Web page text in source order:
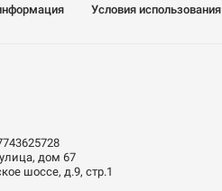
Условия использования
дом 67
шоссе, д.9, стр.1